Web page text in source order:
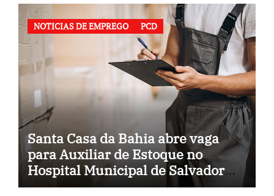
NOTICIAS DE EMPREGO PCD
Santa Casa da Bahia abre vaga
para Auxiliar de Estoque no
Hospital Municipal de Salvador
(BA)